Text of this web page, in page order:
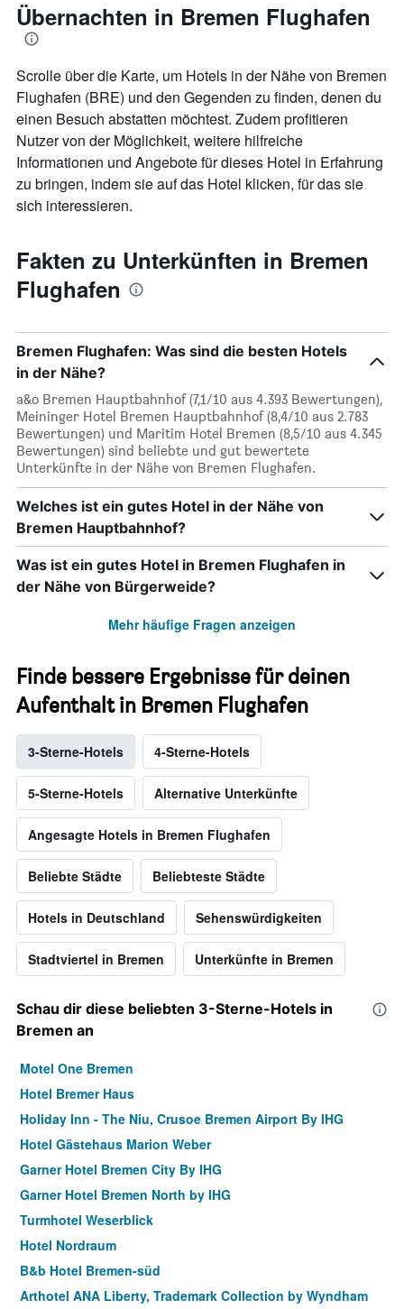
Übernachten in Bremen Flughafen
Scrolle über die Karte, um Hotels in der Nähe von Bremen
Flughafen (BRE) und den Gegenden zu finden, denen du
einen Besuch abstatten möchtest. Zudem profitieren
Nutzer von der Möglichkeit, weitere hilfreiche
Informationen und Angebote für dieses Hotel in Erfahrung
zu bringen, indem sie auf das Hotel klicken, für das sie
sich interessieren.
Fakten zu Unterkünften in Bremen
Flughafen
Bremen Flughafen: Was sind die besten Hotels
in der Nähe?
a&o Bremen Hauptbahnhof (7,1/10 aus 4.393 Bewertungen),
Meininger Hotel Bremen Hauptbahnhof (8,4/10 aus 2.783
Bewertungen) und Maritim Hotel Bremen (8,5/10 aus 4.345
Bewertungen) sind beliebte und gut bewertete
Unterkünfte in der Nähe von Bremen Flughafen.
Welches ist ein gutes Hotel in der Nähe von
Bremen Hauptbahnhof?
Was ist ein gutes Hotel in Bremen Flughafen in
der Nähe von Bürgerweide?
Mehr häufige Fragen anzeigen
Finde bessere Ergebnisse für deinen
Aufenthalt in Bremen Flughafen
3-Sterne-Hotels 4-Sterne-Hotels
5-Sterne-Hotels Alternative Unterkünfte
Angesagte Hotels in Bremen Flughafen
Beliebte Städte Beliebteste Städte
Hotels in Deutschland Sehenswürdigkeiten
Stadtviertel in Bremen Unterkünfte in Bremen
Schau dir diese beliebten 3-Sterne-Hotels in
Bremen an
Motel One Bremen
Hotel Bremer Haus
Holiday Inn - The Niu, Crusoe Bremen Airport By IHG
Hotel Gästehaus Marion Weber
Garner Hotel Bremen City By IHG
Garner Hotel Bremen North by IHG
Turmhotel Weserblick
Hotel Nordraum
B&b Hotel Bremen-süd
Arthotel ANA Liberty, Trademark Collection by Wyndham